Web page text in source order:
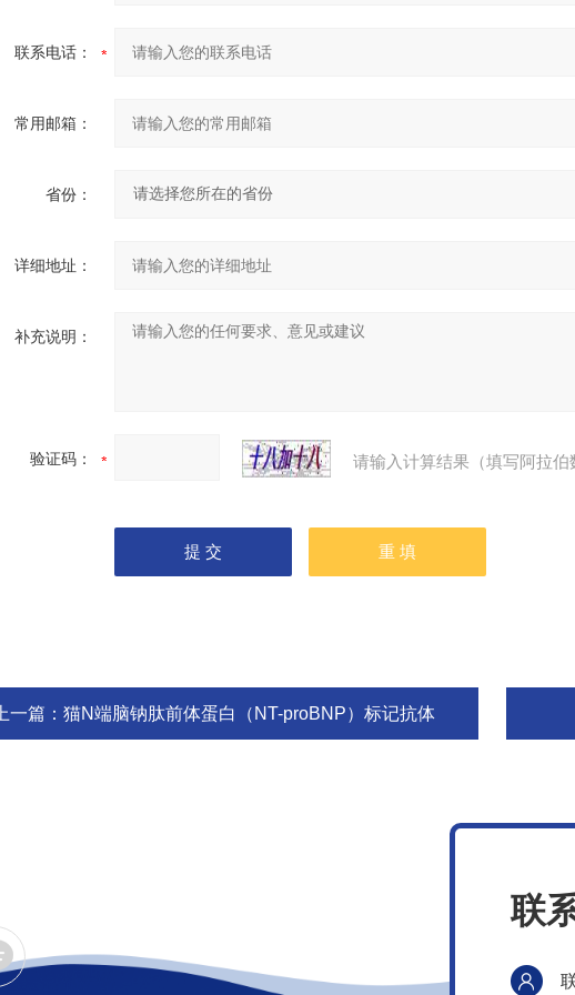
联系电话：
常用邮箱：
省份：
详细地址：
补充说明：
验证码： 请输入计算结果（填写阿拉
上一篇： 猫N端脑钠肽前体蛋白（NT-proBNP）标记抗体
联